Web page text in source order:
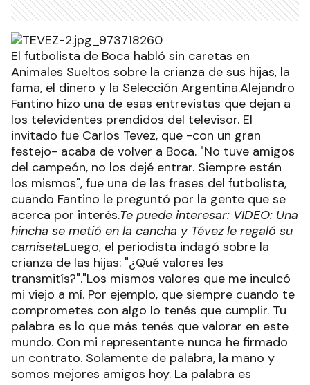
El futbolista de Boca habló sin caretas en
Animales Sueltos sobre la crianza de sus hijas, la
fama, el dinero y la Selección Argentina.Alejandro
Fantino hizo una de esas entrevistas que dejan a
los televidentes prendidos del televisor. El
invitado fue Carlos Tevez, que -con un gran
festejo- acaba de volver a Boca. "No tuve amigos
del campeón, no los dejé entrar. Siempre están
los mismos", fue una de las frases del futbolista,
cuando Fantino le preguntó por la gente que se
acerca por interés.Te puede interesar: VIDEO: Una
hincha se metió en la cancha y Tévez le regaló su
camisetaLuego, el periodista indagó sobre la
crianza de las hijas: "¿Qué valores les
transmitís?"."Los mismos valores que me inculcó
mi viejo a mí. Por ejemplo, que siempre cuando te
comprometes con algo lo tenés que cumplir. Tu
palabra es lo que más tenés que valorar en este
mundo. Con mi representante nunca he firmado
un contrato. Solamente de palabra, la mano y
somos mejores amigos hoy. La palabra es